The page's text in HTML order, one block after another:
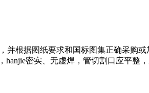
根据图纸要求和国标图集正确采购
密实、无虚焊，管切割口应平整